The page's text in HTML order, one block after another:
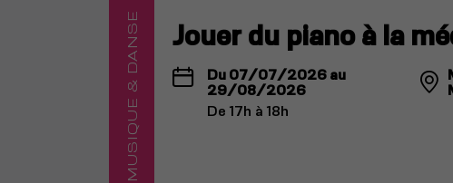
MUSIQUE & DANSE Jouer du piano à la
Du 07/07/2026 au
29/08/2026
De 17h à 18h